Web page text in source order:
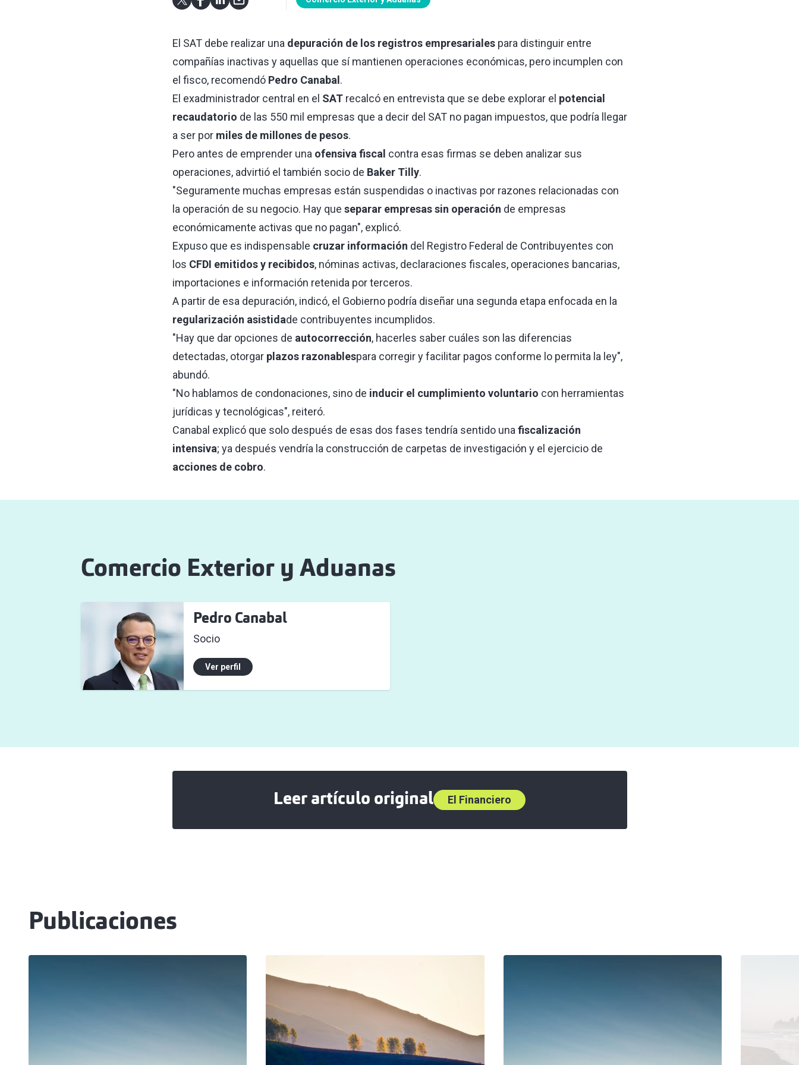
El SAT debe realizar una depuración de los registros empresarialespara distinguir entre
compañías inactivas y aquellas que sí mantienen operaciones económicas, pero incumplen con
el fisco, recomendó Pedro Canabal .
El exadministrador central en el SATrecalcó en entrevista que se debe explorar el potencial
recaudatorio de las 550 mil empresas que a decir del SAT no pagan impuestos, que podría llegar
a ser por miles de millones de pesos.
Pero antes de emprender una ofensiva fiscal contra esas firmas se deben analizar sus
operaciones, advirtió el también socio de Baker Tilly.
"Seguramente muchas empresas están suspendidas o inactivas por razones relacionadas con
la operación de su negocio. Hay que separar empresas sin operación de empresas
económicamente activas que no pagan", explicó.
Expuso que es indispensable cruzar información del Registro Federal de Contribuyentes con
los CFDI emitidos y recibidos, nóminas activas, declaraciones fiscales, operaciones bancarias,
importaciones e información retenida por terceros.
A partir de esa depuración, indicó, el Gobierno podría diseñar una segunda etapa enfocada en la
regularización asistidade contribuyentes incumplidos.
"Hay que dar opciones de autocorrección, hacerles saber cuáles son las diferencias
detectadas, otorgar plazos razonablespara corregir y facilitar pagos conforme lo permita la ley",
abundó.
"No hablamos de condonaciones, sino de inducir el cumplimiento voluntario con herramientas
jurídicas y tecnológicas", reiteró.
Canabal explicó que solo después de esas dos fases tendría sentido una fiscalización
intensiva; ya después vendría la construcción de carpetas de investigación y el ejercicio de
acciones de cobro.
Comercio Exterior y Aduanas
Pedro Canabal
Socio
Ver perfil
Leer artículo original El Financiero
Publicaciones